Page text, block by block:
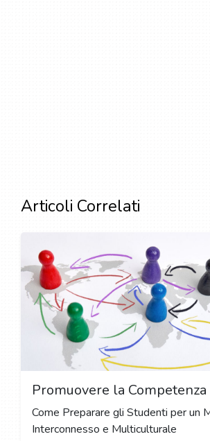
Articoli Correlati
Come Preparare gli Studenti per un
Interconnesso e Multiculturale